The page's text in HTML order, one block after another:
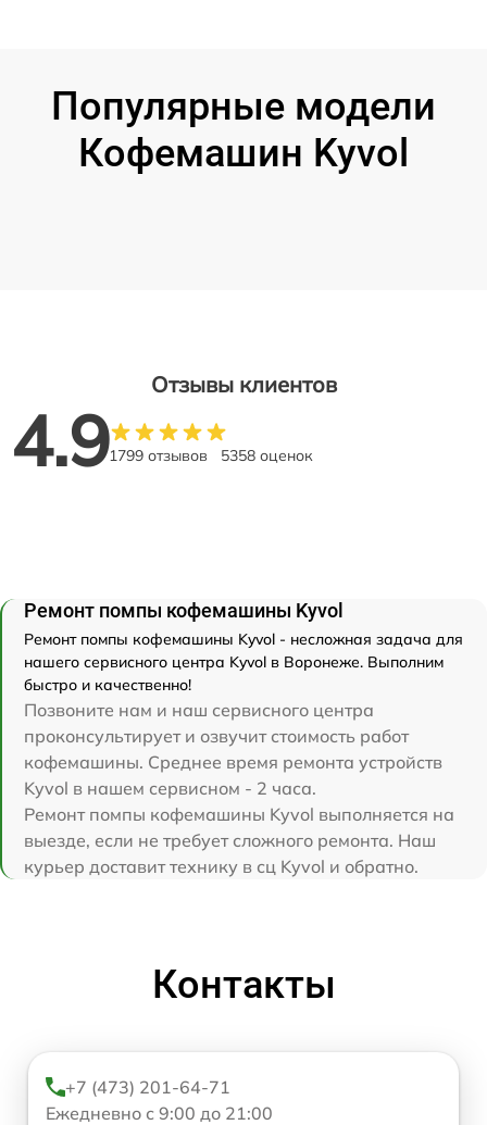
Популярные модели
Кофемашин Kyvol
Отзывы клиентов
4.91799 отзывов 5358 оценок
Ремонт помпы кофемашины Kyvol
Ремонт помпы кофемашины Kyvol - несложная задача для
нашего сервисного центра Kyvol в Воронеже. Выполним
быстро и качественно!
Позвоните нам и наш сервисного центра
проконсультирует и озвучит стоимость работ
кофемашины. Среднее время ремонта устройств
Kyvol в нашем сервисном - 2 часа.
Ремонт помпы кофемашины Kyvol выполняется на
выезде, если не требует сложного ремонта. Наш
курьер доставит технику в сц Kyvol и обратно.
Контакты
+7 (473) 201-64-71
Ежедневно с 9:00 до 21:00